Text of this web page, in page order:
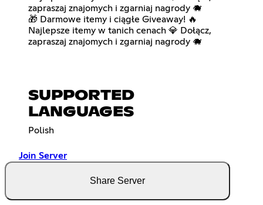
zapraszaj znajomych i zgarniaj nagrody 🐗
🎁 Darmowe itemy i ciągłe Giveaway! 🔥
Najlepsze itemy w tanich cenach 💎 Dołącz,
zapraszaj znajomych i zgarniaj nagrody 🐗
SUPPORTED
LANGUAGES
Polish
Join Server
Share Server